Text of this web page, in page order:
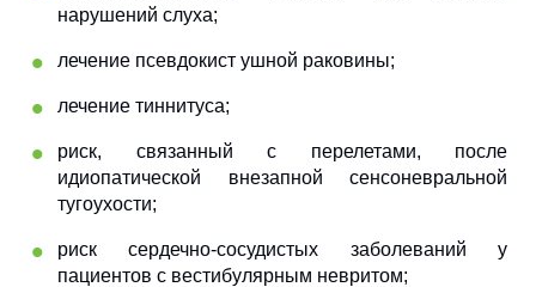
нарушений слуха;
лечение псевдокист ушной раковины;
лечение тиннитуса;
риск, связанный с перелетами, после
идиопатической внезапной сенсоневральной
тугоухости;
риск сердечно-сосудистых заболеваний у
пациентов с вестибулярным невритом;